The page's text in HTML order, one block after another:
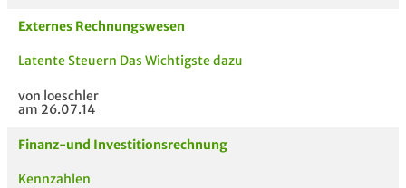
Externes Rechnungswesen
Latente Steuern Das Wichtigste dazu
von loeschler
am 26.07.14
Finanz-und Investitionsrechnung
Kennzahlen